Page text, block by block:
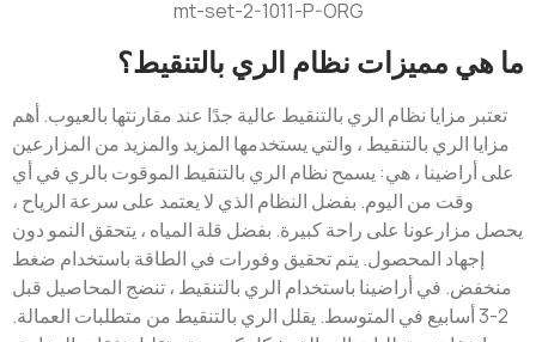
ما هي مميزات نظام الري بالتنقيط؟
تعتبر مزايا نظام الري بالتنقيط عالية جدًا عند مقارنتها بالعيوب. أهم
مزايا الري بالتنقيط ، والتي يستخدمها المزيد والمزيد من المزارعين
على أراضينا ، هي: يسمح نظام الري بالتنقيط الموقوت بالري في أي
وقت من اليوم. بفضل النظام الذي لا يعتمد على سرعة الرياح ،
يحصل مزارعونا على راحة كبيرة. بفضل قلة المياه ، يتحقق النمو دون
إجهاد المحصول. يتم تحقيق وفورات في الطاقة باستخدام ضغط
منخفض. في أراضينا باستخدام الري بالتنقيط ، تنضج المحاصيل قبل
2-3 أسابيع في المتوسط. يقلل الري بالتنقيط من متطلبات العمالة.